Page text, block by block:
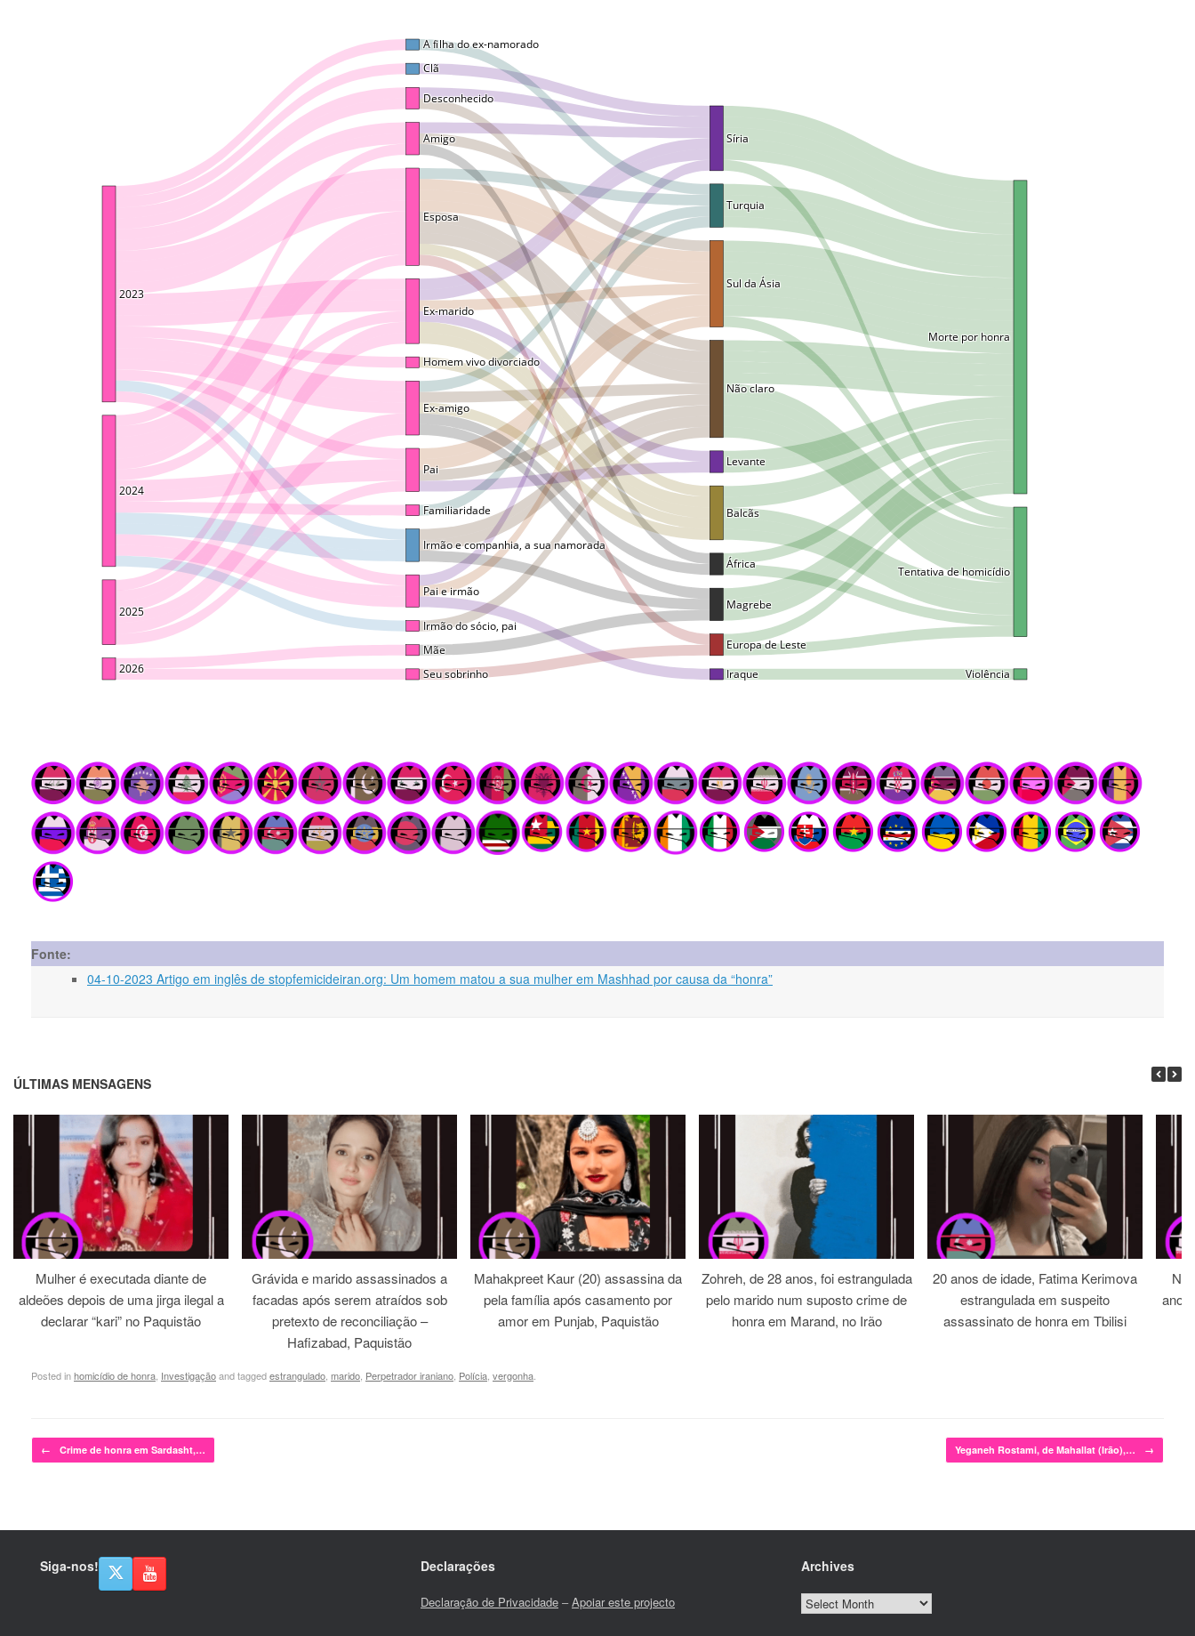
Fonte:
04-10-2023 Artigo em inglês de stopfemicideiran.org: Um homem matou a sua mulher em Mashhad por causa da “honra”
ÚLTIMAS MENSAGENS
Mulher é executada diante de
aldeões depois de uma jirga ilegal a
declarar “kari” no Paquistão
Grávida e marido assassinados a
facadas após serem atraídos sob
pretexto de reconciliação –
Hafizabad, Paquistão
Mahakpreet Kaur (20) assassina da
pela família após casamento por
amor em Punjab, Paquistão
Zohreh, de 28 anos, foi estrangulada
pelo marido num suposto crime de
honra em Marand, no Irão
20 anos de idade, Fatima Kerimova
estrangulada em suspeito
assassinato de honra em Tbilisi
anos
Posted inhomicídio de honra Investigaçãoand taggedestrangulado marido Perpetrador iraniano Polícia vergonha
Post navigation
← Crime de honra em Sardasht,… Yeganeh Rostami, de Mahallat (Irão),… →
Siga-nos! Declarações
Declaração de Privacidade–Apoiar este projecto
Archives
Archives